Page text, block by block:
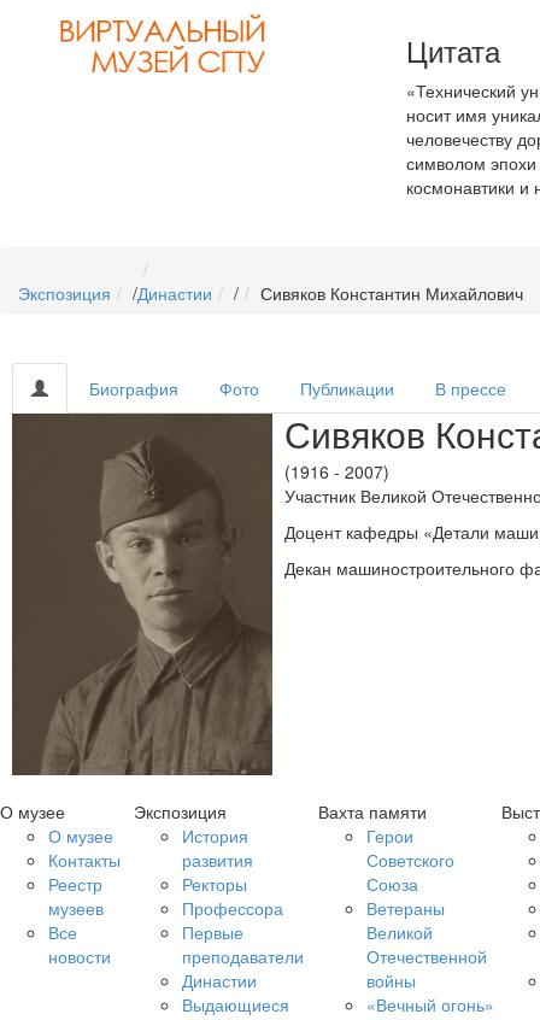
Цитата
«Технический
носит имя
человечеству
символом эпохи
космонавтики и
Экспозиция /Династии / Сивяков Константин Михайлович
Биография Фото Публикации В прессе
Сивяков
(1916 - 2007)
Участник Великой
Доцент кафедры «Детали
Декан машиностроительного
О музее
О музее
Контакты
Реестр
музеев
Все
новости
Экспозиция
История
развития
Ректоры
Профессора
Первые
преподаватели
Династии
Выдающиеся
Вахта памяти
Герои
Советского
Союза
Ветераны
Великой
Отечественной
войны
«Вечный огонь»